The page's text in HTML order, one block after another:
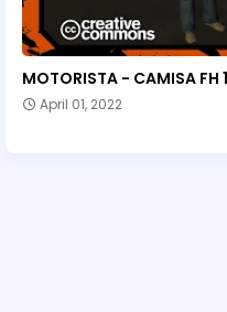
MOTORISTA - CAMISA FH
April 01, 2022